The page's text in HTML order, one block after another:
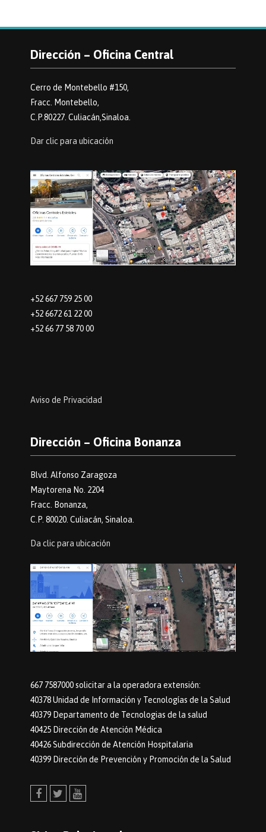
Dirección – Oficina Central
Cerro de Montebello #150,
Fracc. Montebello,
C.P.80227. Culiacán,Sinaloa.
Dar clic para ubicación
+52 667 759 25 00
+52 6672 61 22 00
+52 66 77 58 70 00
Aviso de Privacidad
Dirección – Oficina Bonanza
Blvd. Alfonso Zaragoza
Maytorena No. 2204
Fracc. Bonanza,
C.P. 80020. Culiacán, Sinaloa.
Da clic para ubicación
667 7587000 solicitar a la operadora extensión:
40378 Unidad de Información y Tecnologías de la Salud
40379 Departamento de Tecnologias de la salud
40425 Dirección de Atención Médica
40426 Subdirección de Atención Hospitalaria
40399 Dirección de Prevención y Promoción de la Salud